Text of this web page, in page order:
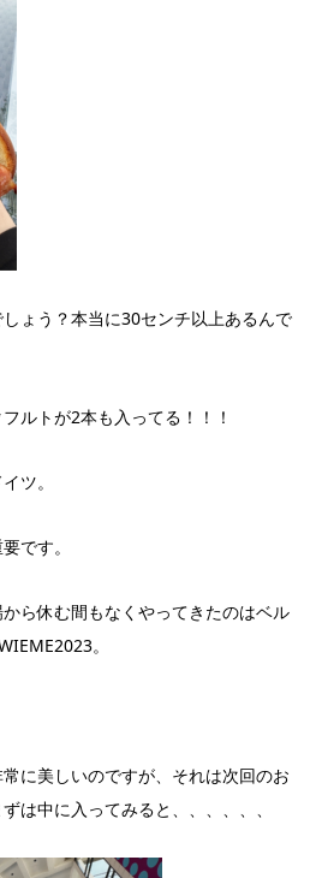
ょう？本当に30センチ以上あるんで
ルトが2本も入ってる！！！
ツ。
です。
ら休む間もなくやってきたのはベル
。
に美しいのですが、それは次回のお
は中に入ってみると、、、、、、